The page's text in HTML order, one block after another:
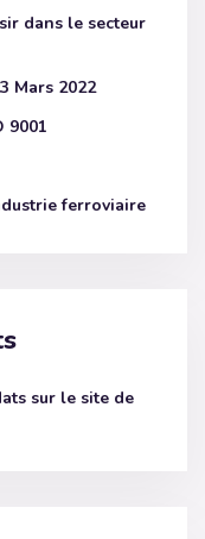
dans le secteur
Mars 2022
9001
ferroviaire
sur le site de